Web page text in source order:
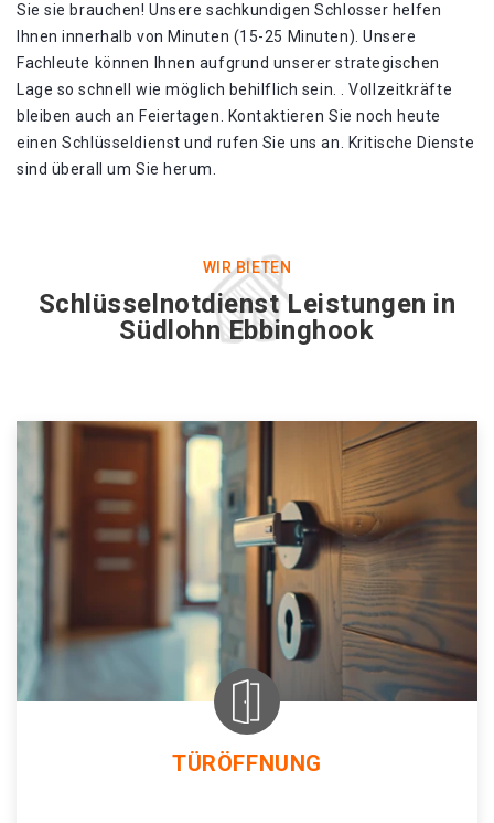
Sie sie brauchen! Unsere sachkundigen Schlosser helfen
Ihnen innerhalb von Minuten (15-25 Minuten). Unsere
Fachleute können Ihnen aufgrund unserer strategischen
Lage so schnell wie möglich behilflich sein. . Vollzeitkräfte
bleiben auch an Feiertagen. Kontaktieren Sie noch heute
einen Schlüsseldienst und rufen Sie uns an. Kritische Dienste
sind überall um Sie herum.
WIR BIETEN
Schlüsselnotdienst Leistungen in
Südlohn Ebbinghook
TÜRÖFFNUNG